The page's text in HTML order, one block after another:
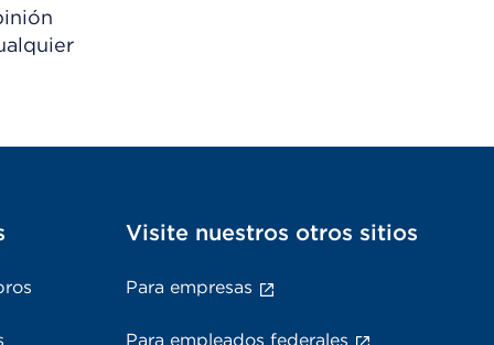
Visite nuestros otros sitios
Para empresas
Para empleados federales